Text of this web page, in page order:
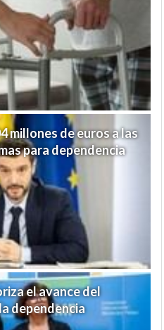
millones de euros a las
para dependencia
el avance del
dependencia